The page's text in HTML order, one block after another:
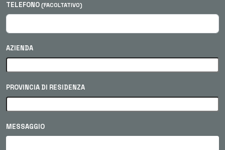
TELEFONO (FACOLTATIVO)
AZIENDA
PROVINCIA DI RESIDENZA
MESSAGGIO